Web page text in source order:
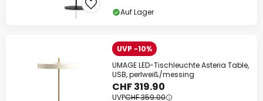
Auf Lager
UVP -10%
UMAGE LED-Tischleuchte Asteria Table,
USB, perlweiß/messing
CHF 319.90
UVPCHF 359.00